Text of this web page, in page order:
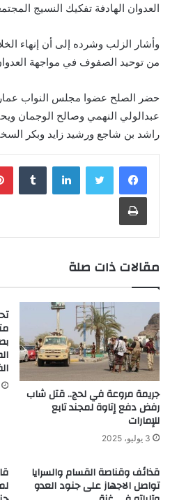
العدوان الهادفة تفكيك النسيج
وأشار الزلب وشرده إلى أن إنهاء
من توحيد الصفوف في مواجهة
حضر الصلح عضوا مجلس النواب
عبدالولي النهمي وصالح الوجمان
راشد بن شاجع ورشيد زايد وبكر
لينكدإن
مقالات ذات صلة
جريمة مروعة في لحج.. قتل شاب
رفض دفع إتاوة لمجند تابع
للإمارات
3 يوليو، 2025
قذائف وقناصة القسام والسرايا
تواصل الاجهاز على جنود العدو